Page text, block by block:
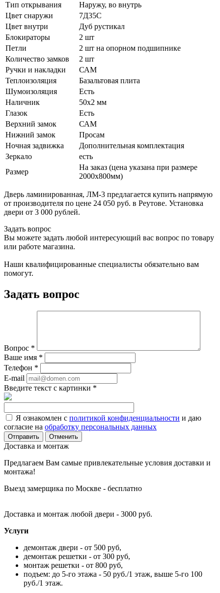
Тип открывания
Наружу, во внутрь
Цвет снаружи
7Д35С
Цвет внутри
Дуб рустикал
Блокираторы
2 шт
Петли
2 шт на опорном подшипнике
Количество замков
2 шт
Ручки и накладки
САМ
Теплоизоляция
Базальтовая плита
Шумоизоляция
Есть
Наличник
50х2 мм
Глазок
Есть
Верхний замок
САМ
Нижний замок
Просам
Ночная задвижка
Дополнительная комплектация
Зеркало
есть
Размер
На заказ (цена указана при размере
2000х800мм)
Дверь ламинированная, ЛМ-3 предлагается купить напрямую
от производителя по цене 24 050 руб. в Реутове. Установка
двери от 3 000 рублей.
Задать вопрос
Вы можете задать любой интересующий вас вопрос по товару
или работе магазина.
Наши квалифицированные специалисты обязательно вам
помогут.
Задать вопрос
Вопрос *
Ваше имя *
Телефон *
E-mail
Введите текст с картинки *
Я ознакомлен с политикой конфиденциальности и даю
согласие на обработку персональных данных
Отменить
Доставка и монтаж
Предлагаем Вам самые привлекательные условия доставки и
монтажа!
Выезд замерщика по Москве - бесплатно
Доставка и монтаж любой двери - 3000 руб.
Услуги
демонтаж двери - от 500 руб,
демонтаж решетки - от 300 руб,
монтаж решетки - от 800 руб,
подъем: до 5-го этажа - 50 руб./1 этаж, выше 5-го 100
руб./1 этаж.